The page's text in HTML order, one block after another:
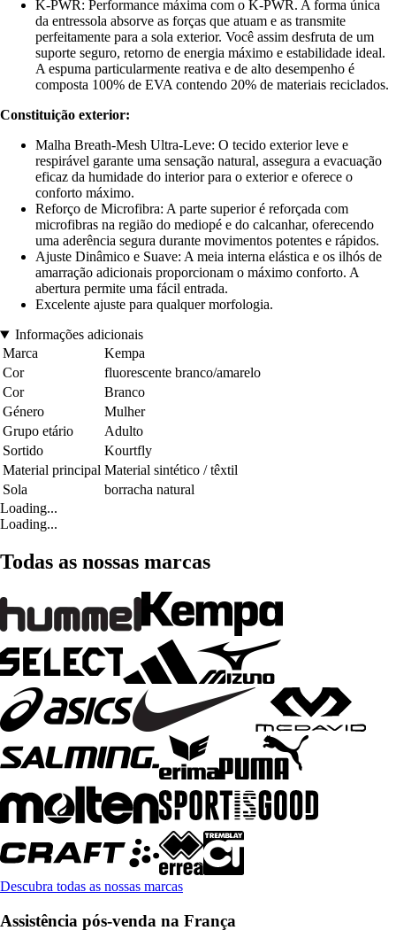
K-PWR: Performance máxima com o K-PWR. A forma única
da entressola absorve as forças que atuam e as transmite
perfeitamente para a sola exterior. Você assim desfruta de um
suporte seguro, retorno de energia máximo e estabilidade ideal.
A espuma particularmente reativa e de alto desempenho é
composta 100% de EVA contendo 20% de materiais reciclados.
Constituição exterior:
Malha Breath-Mesh Ultra-Leve: O tecido exterior leve e
respirável garante uma sensação natural, assegura a evacuação
eficaz da humidade do interior para o exterior e oferece o
conforto máximo.
Reforço de Microfibra: A parte superior é reforçada com
microfibras na região do mediopé e do calcanhar, oferecendo
uma aderência segura durante movimentos potentes e rápidos.
Ajuste Dinâmico e Suave: A meia interna elástica e os ilhós de
amarração adicionais proporcionam o máximo conforto. A
abertura permite uma fácil entrada.
Excelente ajuste para qualquer morfologia.
Informações adicionais
Marca
Kempa
Cor
fluorescente branco/amarelo
Cor
Branco
Género
Mulher
Grupo etário
Adulto
Sortido
Kourtfly
Material principal Material sintético / têxtil
Sola
borracha natural
Loading...
Loading...
Todas as nossas marcas
Descubra todas as nossas marcas
Assistência pós-venda na França